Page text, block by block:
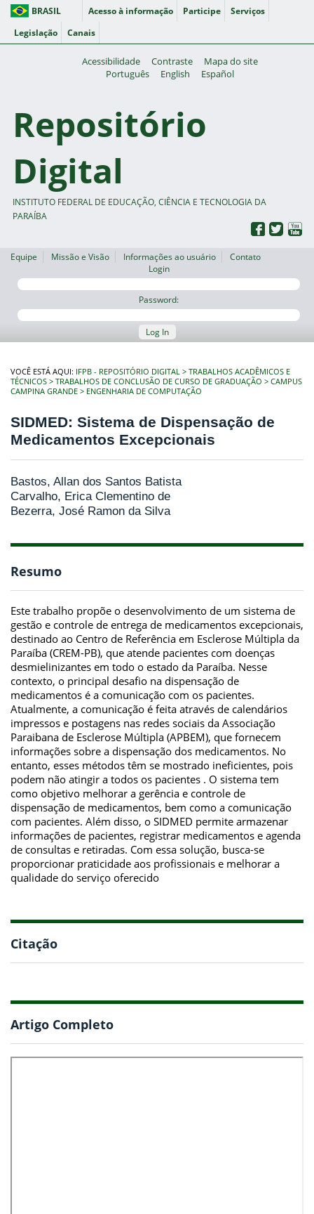
BRASIL Acesso à informação Participe
Serviços
Legislação
Canais
Acessibilidade Contraste
Mapa do site
Português
English Español
Repositório
Digital
INSTITUTO FEDERAL DE EDUCAÇÃO, CIÊNCIA E TECNOLOGIA DA
PARAÍBA
Equipe Missão e Visão Informações ao usuário
Contato
Login
Password:
Log In
VOCÊ ESTÁ AQUI: IFPB - REPOSITÓRIO DIGITAL
TRABALHOS ACADÊMICOS E
TÉCNICOS
TRABALHOS DE CONCLUSÃO DE CURSO DE GRADUAÇÃO
CAMPUS
CAMPINA GRANDE
ENGENHARIA DE COMPUTAÇÃO
SIDMED: Sistema de Dispensação de
Medicamentos Excepcionais
Bastos, Allan dos Santos Batista
Carvalho, Erica Clementino de
Bezerra, José Ramon da Silva
Resumo
Este trabalho propõe o desenvolvimento de um sistema de
gestão e controle de entrega de medicamentos excepcionais,
destinado ao Centro de Referência em Esclerose Múltipla da
Paraíba (CREM-PB), que atende pacientes com doenças
desmielinizantes em todo o estado da Paraíba. Nesse
contexto, o principal desafio na dispensação de
medicamentos é a comunicação com os pacientes.
Atualmente, a comunicação é feita através de calendários
impressos e postagens nas redes sociais da Associação
Paraibana de Esclerose Múltipla (APBEM), que fornecem
informações sobre a dispensação dos medicamentos. No
entanto, esses métodos têm se mostrado ineficientes, pois
podem não atingir a todos os pacientes . O sistema tem
como objetivo melhorar a gerência e controle de
dispensação de medicamentos, bem como a comunicação
com pacientes. Além disso, o SIDMED permite armazenar
informações de pacientes, registrar medicamentos e agenda
de consultas e retiradas. Com essa solução, busca-se
proporcionar praticidade aos profissionais e melhorar a
qualidade do serviço oferecido
Citação
Artigo Completo